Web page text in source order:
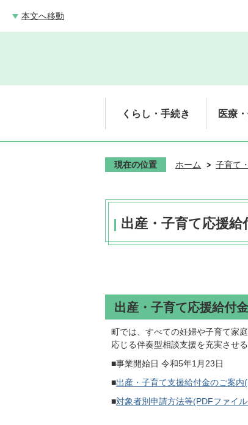
本文へ移動
くらし・手続き 医療
現在の位置 ホーム 子育て
出産・子育て応援給
出産・子育て応援給付
町では、すべての妊婦や子育て家
応じる伴奏型相談支援を充実させ
■事業開始日 令和5年1月23日
■出産・子育て支援給付金のご案
■対象者別申請方法等(PDFファイ